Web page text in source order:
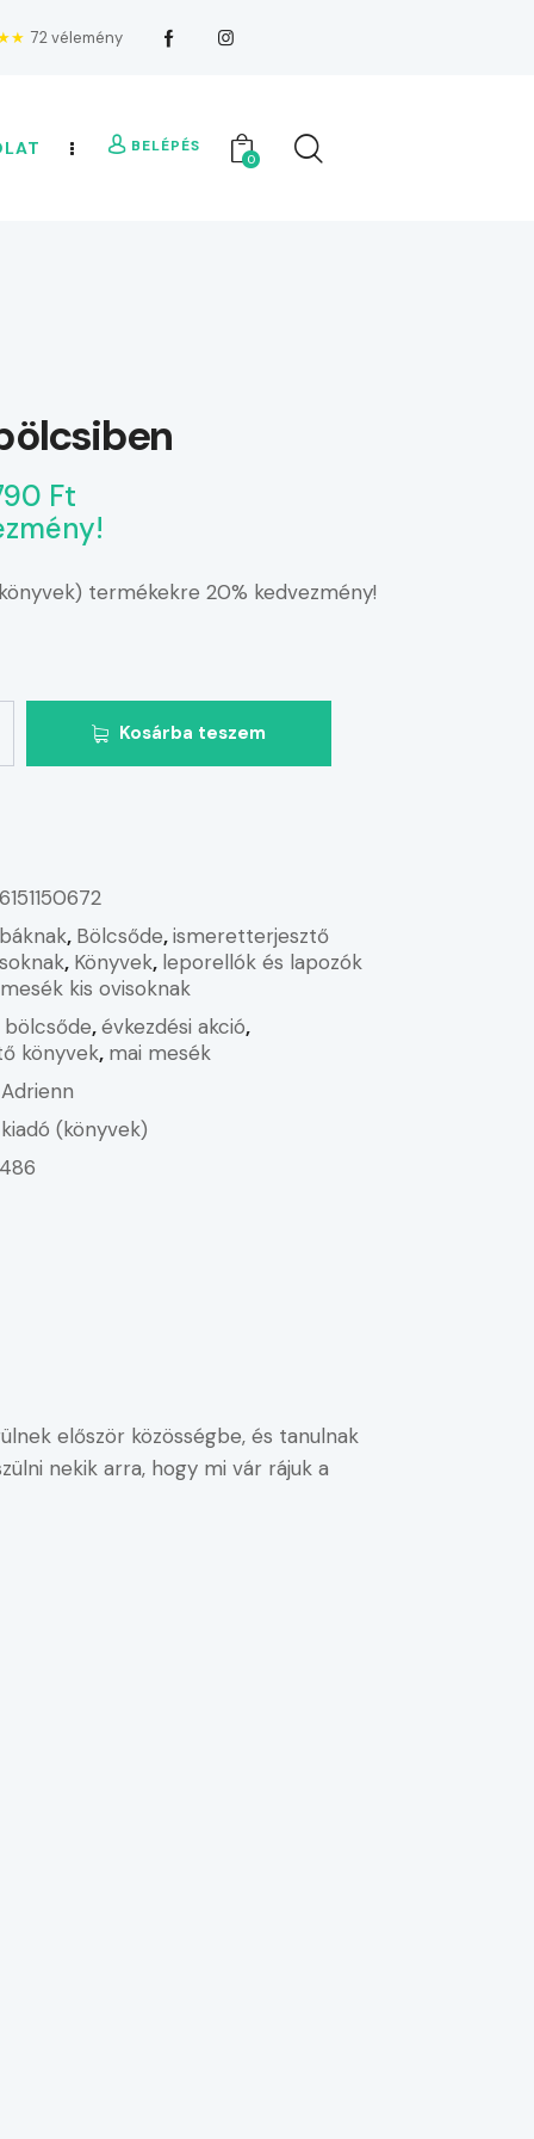
72 vélemény
BELÉPÉS
0
Ft
termékekre 20% kedvezmény!
Kosárba teszem
, Bölcsőde,ismeretterjesztő
, Könyvek, leporellók és lapozók
kis ovisoknak
bölcsőde,évkezdési akció,
könyvek, mai mesék
(könyvek)
először közösségbe, és tanulnak
nekik arra, hogy mi vár rájuk a